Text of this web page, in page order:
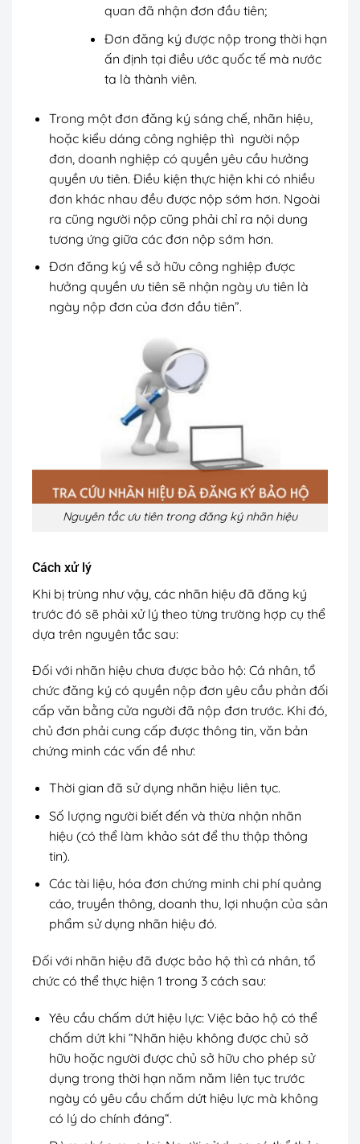
quan đã nhận đơn đầu tiên;
Đơn đăng ký được nộp trong thời hạn
ấn định tại điều ước quốc tế mà nước
ta là thành viên.
Trong một đơn đăng ký sáng chế, nhãn hiệu,
hoặc kiểu dáng công nghiệp thì người nộp
đơn, doanh nghiệp có quyền yêu cầu hưởng
quyền ưu tiên. Điều kiện thực hiện khi có nhiều
đơn khác nhau đều được nộp sớm hơn. Ngoài
ra cũng người nộp cũng phải chỉ ra nội dung
tương ứng giữa các đơn nộp sớm hơn.
Đơn đăng ký về sở hữu công nghiệp được
hưởng quyền ưu tiên sẽ nhận ngày ưu tiên là
ngày nộp đơn của đơn đầu tiên”.
Nguyên tắc ưu tiên trong đăng ký nhãn hiệu
Cách xử lý
Khi bị trùng như vậy, các nhãn hiệu đã đăng ký
trước đó sẽ phải xử lý theo từng trường hợp cụ thể
dựa trên nguyên tắc sau:
Đối với nhãn hiệu chưa được bảo hộ: Cá nhân, tổ
chức đăng ký có quyền nộp đơn yêu cầu phản đối
cấp văn bằng cửa người đã nộp đơn trước. Khi đó,
chủ đơn phải cung cấp được thông tin, văn bản
chứng minh các vấn đề như:
Thời gian đã sử dụng nhãn hiệu liên tục.
Số lượng người biết đến và thừa nhận nhãn
hiệu (có thể làm khảo sát để thu thập thông
tin).
Các tài liệu, hóa đơn chứng minh chi phí quảng
cáo, truyền thông, doanh thu, lợi nhuận của sản
phẩm sử dụng nhãn hiệu đó.
Đối với nhãn hiệu đã được bảo hộ thì cá nhân, tổ
chức có thể thực hiện 1 trong 3 cách sau:
Yêu cầu chấm dứt hiệu lực: Việc bảo hộ có thể
chấm dứt khi “Nhãn hiệu không được chủ sở
hữu hoặc người được chủ sở hữu cho phép sử
dụng trong thời hạn năm năm liên tục trước
ngày có yêu cầu chấm dứt hiệu lực mà không
có lý do chính đáng“.